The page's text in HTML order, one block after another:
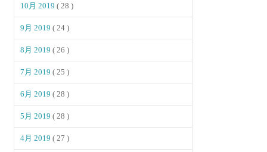
10月 2019( 28 )
9月 2019( 24 )
8月 2019( 26 )
7月 2019( 25 )
6月 2019( 28 )
5月 2019( 28 )
4月 2019( 27 )